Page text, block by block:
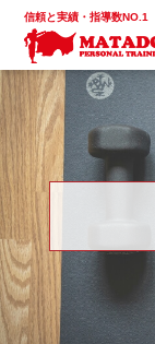
信頼と実績・指導数NO.1